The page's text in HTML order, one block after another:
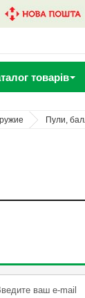
товарів
Пули,